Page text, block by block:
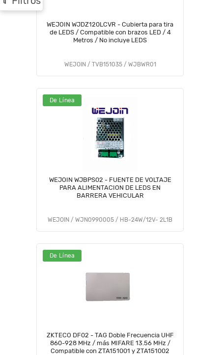
WEJOIN WJDZ120LCVR - Cubierta para tira
de LEDS / Compatible con brazos LED / 4
Metros / No incluye LEDS
WEJOIN / TVB151035 / WJBWR01
De Línea
WEJOIN WJBPS02 - FUENTE DE VOLTAJE
PARA ALIMENTACION DE LEDS EN
BARRERA VEHICULAR
WEJOIN / WJN0990005 / HB-24W/12V- 2L1B
De Línea
ZKTECO DF02 - TAG Doble Frecuencia UHF
860-928 MHz / más MIFARE 13.56 MHz /
Compatible con ZTA151001 y ZTA151002